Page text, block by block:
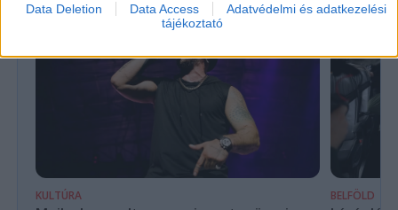
Data Deletion Data Access
Adatvédelmi és adatkezelési
tájékoztató
KULTÚRA BELFÖLD